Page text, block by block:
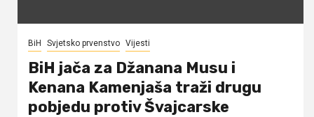
BiH Svjetsko prvenstvo Vijesti
BiH jača za Džanana Musu i
Kenana Kamenjaša traži drugu
pobjedu protiv Švajcarske